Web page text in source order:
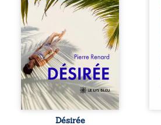
ans. À peine a-t-il
commencé à
apprivoiser ce
nouveau corps
qu’Ange surgit
dans sa vie et fait
vaciller toutes ses
certitudes. Entre
eux, l’attirance est
immédiate,
brûlante jusqu’à
ce qu’un secret
Désirée